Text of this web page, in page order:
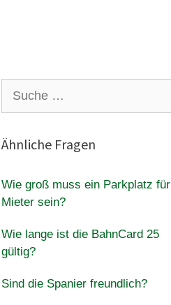
nach:
Ähnliche Fragen
Wie groß muss ein Parkplatz für
Mieter sein?
Wie lange ist die BahnCard 25
gültig?
Sind die Spanier freundlich?